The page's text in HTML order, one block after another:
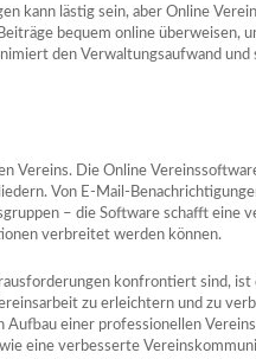
kann lästig sein, aber Online
bequem online überweisen,
den Verwaltungsaufwand und
Vereins. Die Online
Von E-Mail-
– die Software schafft eine
verbreitet werden können.
konfrontiert sind, ist
zu erleichtern und zu
einer professionellen
eine verbesserte